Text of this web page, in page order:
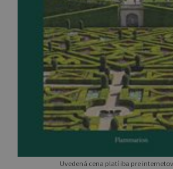
Uvedená cena platí iba pre